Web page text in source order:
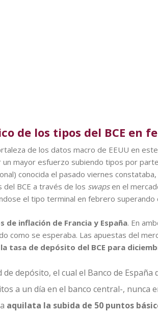
de los tipos del BCE en
de los datos macro de EEUU en
mayor esfuerzo subiendo tipos por
conocida el pasado viernes
BCE a través de los swapsen el
el tipo terminal en febrero superando
de inflación de Francia y España. En
como se esperaba. Las apuestas del
tasa de depósito del BCE para
depósito, el cual el Banco de
a un día en el banco central-, nunca
aquilata la subida de 50 puntos